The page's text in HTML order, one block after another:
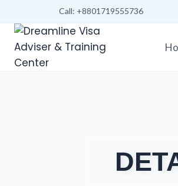
Call: +8801719555736